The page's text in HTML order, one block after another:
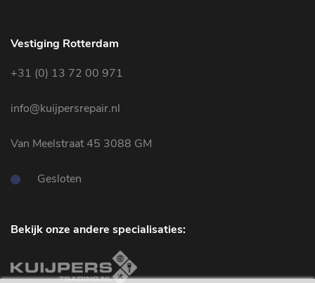
Vestiging Rotterdam
+31 (0) 13 72 00 971
info@kuijpersrepair.nl
Van Meelstraat 45 3088 GM
Gesloten
Bekijk onze andere specialisaties: